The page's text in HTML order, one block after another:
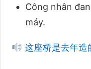
Công nhân
máy.
这座桥是去年造